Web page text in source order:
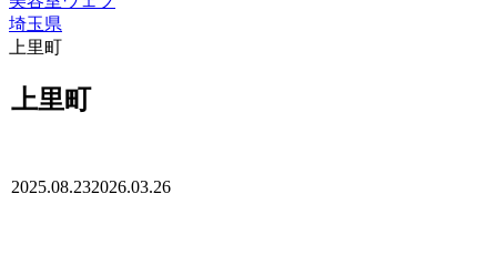
埼玉県
上里町
上里町
2025.08.232026.03.26